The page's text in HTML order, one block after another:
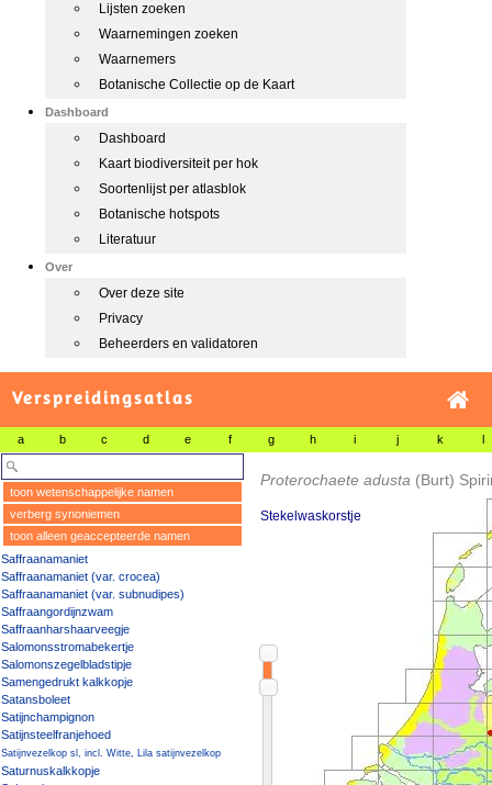
Lijsten zoeken
Waarnemingen zoeken
Waarnemers
Botanische Collectie op de Kaart
Dashboard
Dashboard
Kaart biodiversiteit per hok
Soortenlijst per atlasblok
Botanische hotspots
Literatuur
Over
Over deze site
Privacy
Beheerders en validatoren
Verspreidingsatlas
a b c d e f g h i j k l
toon wetenschappelijke namen
verberg synoniemen
toon alleen geaccepteerde namen
Saffraanamaniet
Saffraanamaniet (var. crocea)
Saffraanamaniet (var. subnudipes)
Saffraangordijnzwam
Saffraanharshaarveegje
Salomonsstromabekertje
Salomonszegelbladstipje
Samengedrukt kalkkopje
Satansboleet
Satijnchampignon
Satijnsteelfranjehoed
Satijnvezelkop sl, incl. Witte, Lila satijnvezelkop
Saturnuskalkkopje
Proterochaete adusta (Burt)
Stekelwaskorstje